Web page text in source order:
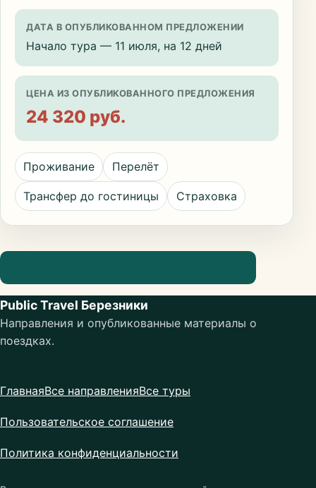
ДАТА В ОПУБЛИКОВАННОМ ПРЕДЛОЖЕНИИ
Начало тура — 11 июля, на 12 дней
ЦЕНА ИЗ ОПУБЛИКОВАННОГО ПРЕДЛОЖЕНИЯ
24 320 руб.
Проживание Перелёт
Трансфер до гостиницы Страховка
Public Travel Березники
Направления и опубликованные материалы о
поездках.
ГлавнаяВсе направленияВсе туры
Пользовательское соглашение
Политика конфиденциальности